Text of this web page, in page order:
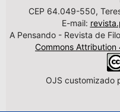
CEP 64.049-550,
E-mail:
A Pensando - Revista de
Commons Attribution
OJS customizado